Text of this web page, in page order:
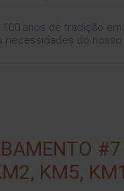
anos de tradição
necessidades do nosso
#7
KM5,